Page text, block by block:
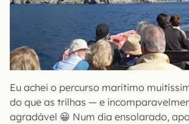
Eu achei o percurso marítimo
do que as trilhas — e
agradável 😀 Num dia ensolarado,